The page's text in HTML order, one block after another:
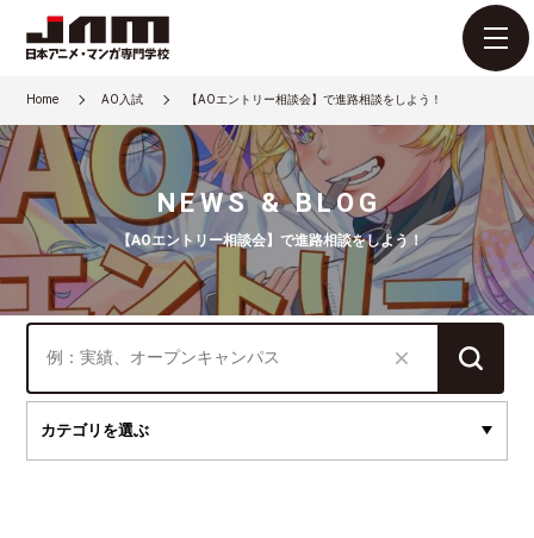
Home AO入試 【AOエントリー相談会】で進路相談をしよう！
NEWS & BLOG
【AOエントリー相談会】で進路相談をしよう！